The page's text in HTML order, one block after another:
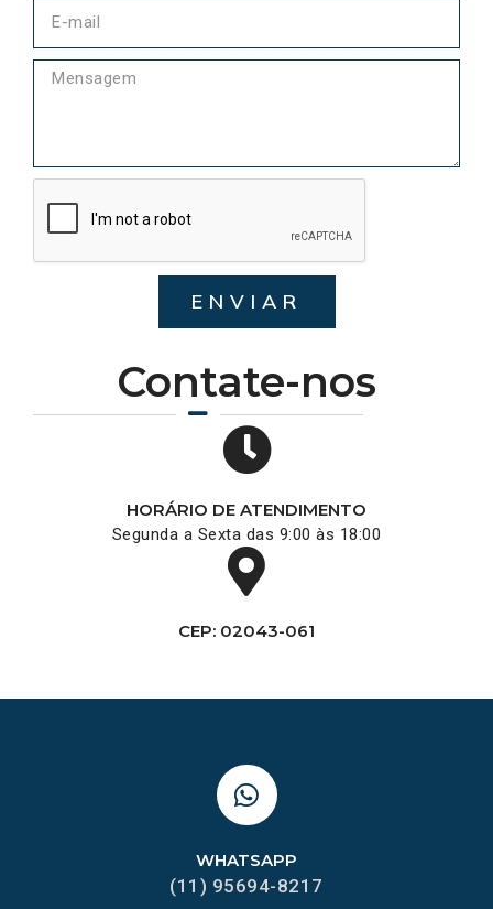
Contate-nos
HORÁRIO DE ATENDIMENTO
Segunda a Sexta das 9:00 às 18:00
CEP: 02043-061
ENVIAR
WHATSAPP
(11) 95694-8217